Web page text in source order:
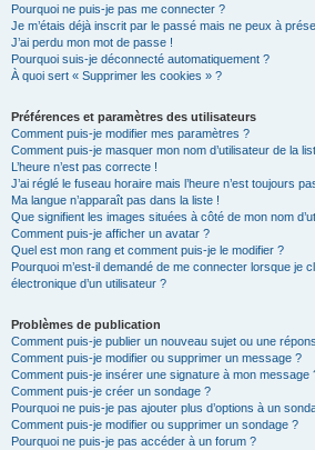
Pourquoi ne puis-je pas me connecter ?
Je m’étais déjà inscrit par le passé mais ne peux à
J’ai perdu mon mot de passe !
Pourquoi suis-je déconnecté automatiquement ?
À quoi sert « Supprimer les cookies » ?
Préférences et paramètres des utilisateurs
Comment puis-je modifier mes paramètres ?
Comment puis-je masquer mon nom d’utilisateur de la
L’heure n’est pas correcte !
J’ai réglé le fuseau horaire mais l’heure n’est toujours
Ma langue n’apparaît pas dans la liste !
Que signifient les images situées à côté de mon nom
Comment puis-je afficher un avatar ?
Quel est mon rang et comment puis-je le modifier ?
Pourquoi m’est-il demandé de me connecter lorsque je
électronique d’un utilisateur ?
Problèmes de publication
Comment puis-je publier un nouveau sujet ou une
Comment puis-je modifier ou supprimer un message ?
Comment puis-je insérer une signature à mon message
Comment puis-je créer un sondage ?
Pourquoi ne puis-je pas ajouter plus d’options à un
Comment puis-je modifier ou supprimer un sondage ?
Pourquoi ne puis-je pas accéder à un forum ?